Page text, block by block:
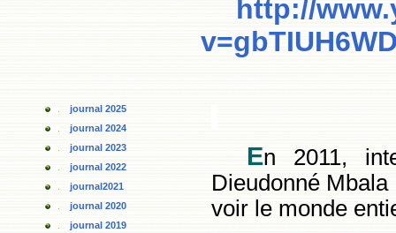
http://
journal 2025
journal 2024
journal 2023
journal 2022
journal2021
journal 2020
journal 2019
En 2011,
Dieudonné
voir le monde